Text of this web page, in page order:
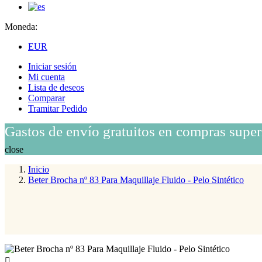
Moneda:
EUR
Iniciar sesión
Mi cuenta
Lista de deseos
Comparar
Tramitar Pedido
Gastos de envío gratuitos en compras
close
Inicio
Beter Brocha nº 83 Para Maquillaje Fluido - Pelo Sintético